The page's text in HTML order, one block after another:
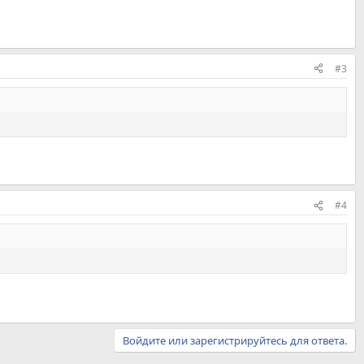
#3
#4
Войдите или зарегистрируйтесь для ответа.